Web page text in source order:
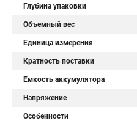
Глубина упаковки
Объемный вес
Единица измерения
Кратность поставки
Емкость аккумулятора
Напряжение
Особенности